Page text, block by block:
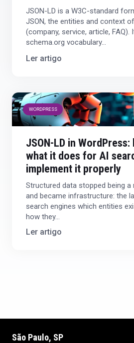
JSON-LD is a W3C-standard
JSON, the entities and context
(company, service, article, FAQ).
schema.org vocabulary…
Ler artigo
WORDPRESS
JSON-LD in
what it does for AI
implement it properly
Structured data stopped being
and became infrastructure: the
search engines which entities
how they…
Ler artigo
São Paulo, SP